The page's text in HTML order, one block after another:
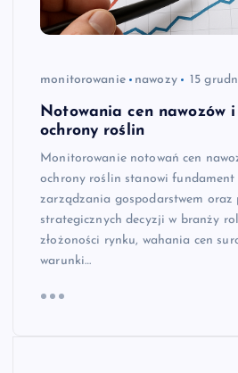
monitorowanie nawozy 15
Notowania cen nawozów
ochrony roślin
Monitorowanie notowań cen
ochrony roślin stanowi fundament
zarządzania gospodarstwem oraz
strategicznych decyzji w branży
złożoności rynku, wahania cen
warunki…